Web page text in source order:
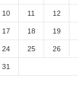
10 11 12
17 18 19
24 25 26
31